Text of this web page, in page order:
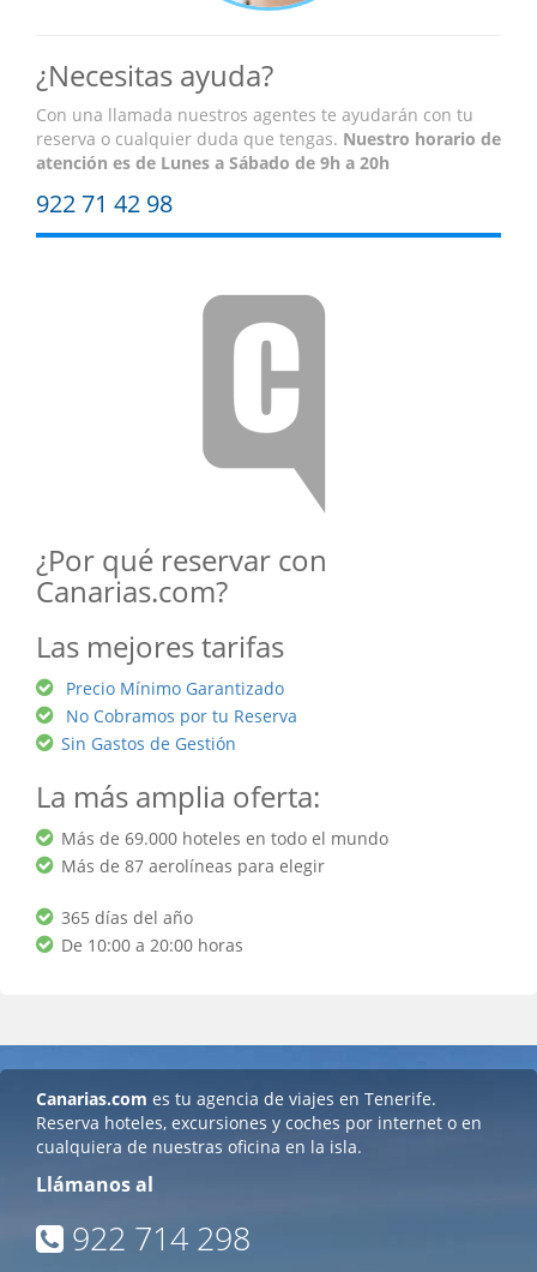
¿Necesitas ayuda?
Con una llamada nuestros agentes te ayudarán con tu
reserva o cualquier duda que tengas. Nuestro horario de
atención es de Lunes a Sábado de 9h a 20h
922 71 42 98
¿Por qué reservar con
Canarias.com?
Las mejores tarifas
Precio Mínimo Garantizado
No Cobramos por tu Reserva
Sin Gastos de Gestión
La más amplia oferta:
Más de 69.000 hoteles en todo el mundo
Más de 87 aerolíneas para elegir
365 días del año
De 10:00 a 20:00 horas
Canarias.com es tu agencia de viajes en Tenerife.
Reserva hoteles, excursiones y coches por internet o en
cualquiera de nuestras oficina en la isla.
Llámanos al
922 714 298